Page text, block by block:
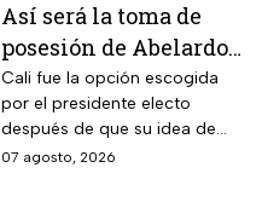
Así será la toma de
posesión de Abelardo
De La Espriella en
Cali, Colombia: fecha,
hora y dónde ver
Cali fue la opción escogida
por el presidente electo
después de que su idea de
hacerlo en una guarnición
07 agosto, 2026